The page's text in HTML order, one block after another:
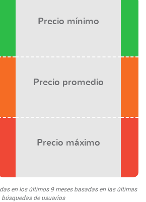
Precio mínimo
Precio promedio
Precio máximo
en los últimos 9 meses basadas en las últimas
búsquedas de usuarios